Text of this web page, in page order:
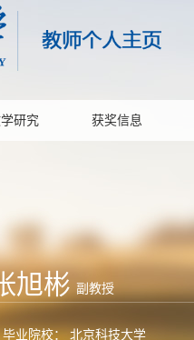
研究 获奖信息
旭彬 副教授
毕业院校： 北京科技大学